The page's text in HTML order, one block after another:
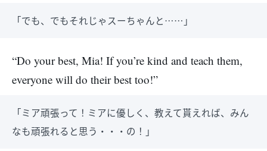
「でも、でもそれじゃスーちゃんと……」
“Do your best, Mia! If you’re kind and teach them,
everyone will do their best too!”
「ミア頑張って！ミアに優しく、教えて貰えれば、みん
なも頑張れると思う・・・の！」